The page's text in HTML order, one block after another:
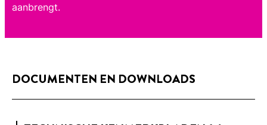
aanbrengt.
DOCUMENTEN EN DOWNLOADS